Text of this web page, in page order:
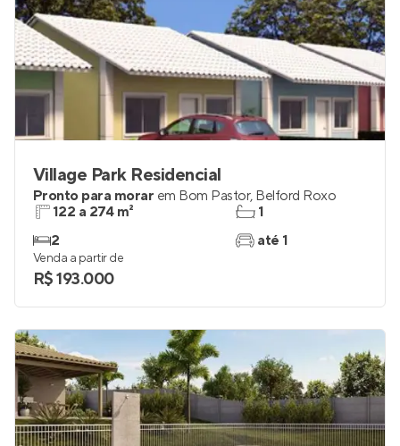
Village Park Residencial
Pronto para morar em Bom Pastor, Belford Roxo
122 a 274 m²
2
1
até 1
Venda a partir de
R$ 193.000